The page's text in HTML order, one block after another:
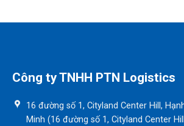
Công ty TNHH PTN Logistics
16 đường số 1, Cityland Center Hill,
Minh (16 đường số 1, Cityland Center